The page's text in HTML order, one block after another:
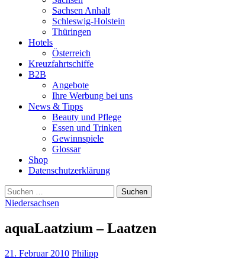
Sachsen Anhalt
Schleswig-Holstein
Thüringen
Hotels
Österreich
Kreuzfahrtschiffe
B2B
Angebote
Ihre Werbung bei uns
News & Tipps
Beauty und Pflege
Essen und Trinken
Gewinnspiele
Glossar
Shop
Datenschutzerklärung
Suchen
nach:
Niedersachsen
aquaLaatzium – Laatzen
21. Februar 2010 Philipp